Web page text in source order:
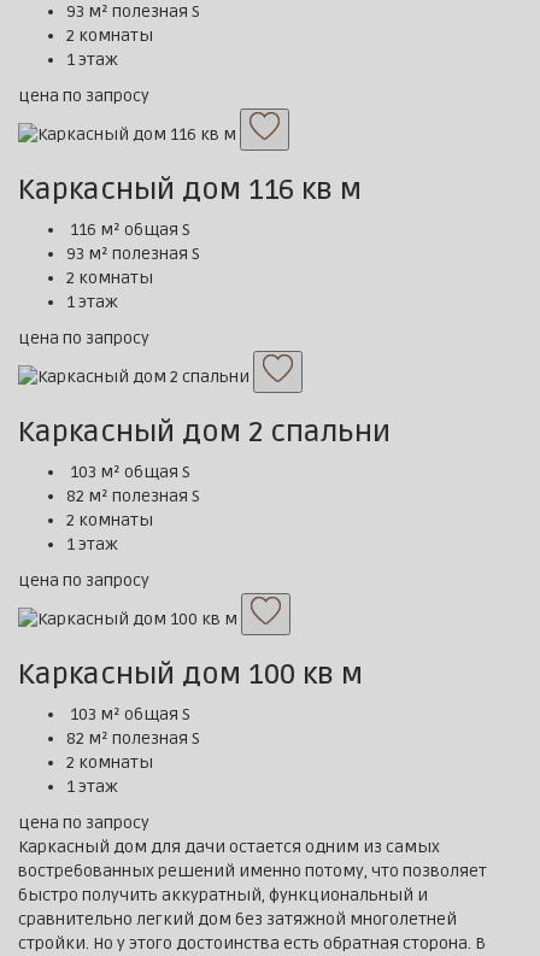
93 м² полезная S
2 комнаты
1 этаж
цена по запросу
Каркасный дом 116 кв м
116 м² общая S
93 м² полезная S
2 комнаты
1 этаж
цена по запросу
Каркасный дом 2 спальни
103 м² общая S
82 м² полезная S
2 комнаты
1 этаж
цена по запросу
Каркасный дом 100 кв м
103 м² общая S
82 м² полезная S
2 комнаты
1 этаж
цена по запросу
Каркасный дом для дачи остается одним из самых
востребованных решений именно потому, что позволяет
быстро получить аккуратный, функциональный и
сравнительно легкий дом без затяжной многолетней
стройки. Но у этого достоинства есть обратная сторона. В